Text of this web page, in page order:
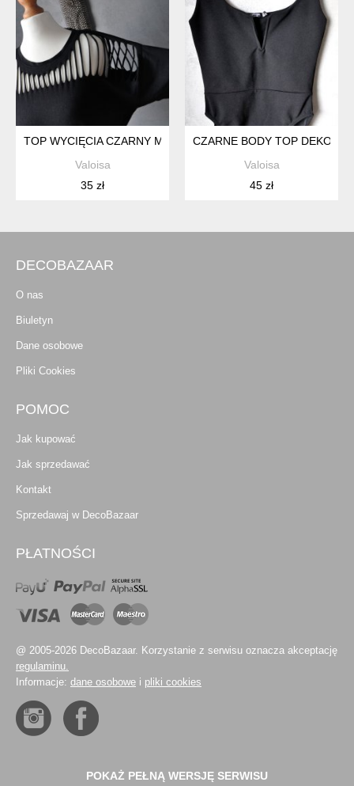
TOP WYCIĘCIA CZARNY MEDICINE XS S
Valoisa
35 zł
CZARNE BODY TOP DEKOLT
Valoisa
45 zł
DECOBAZAAR
O nas
Biuletyn
Dane osobowe
Pliki Cookies
POMOC
Jak kupować
Jak sprzedawać
Kontakt
Sprzedawaj w DecoBazaar
PŁATNOŚCI
@ 2005-2026 DecoBazaar. Korzystanie z serwisu oznacza akceptację
regulaminu.
Informacje: dane osobowe i pliki cookies
POKAŻ PEŁNĄ WERSJĘ SERWISU